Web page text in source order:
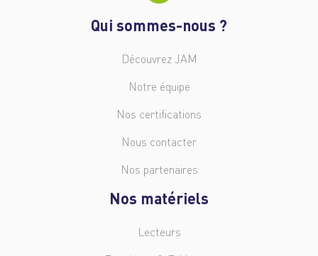
Qui sommes-nous ?
Découvrez JAM
Notre équipe
Nos certifications
Nous contacter
Nos partenaires
Nos matériels
Lecteurs